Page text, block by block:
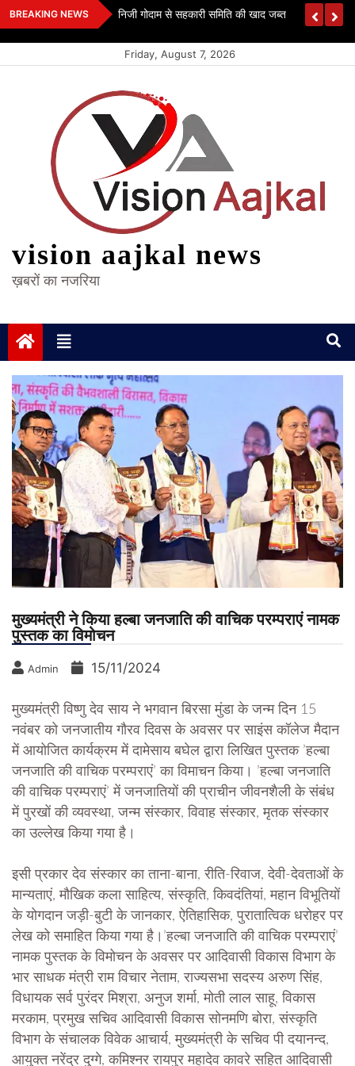
Skip
to
BREAKING NEWS निजी गोदाम से सहकारी समिति की खाद जब्त
Friday, August 7, 2026
vision aajkal news
ख़बरों का नजरिया
मुख्यमंत्री ने किया हल्बा जनजाति की वाचिक परम्पराएं नामक
पुस्तक का विमोचन
Admin 15/11/2024
मुख्यमंत्री विष्णु देव साय ने भगवान बिरसा मुंडा के जन्म दिन 15
नवंबर को जनजातीय गौरव दिवस के अवसर पर साइंस कॉलेज मैदान
में आयोजित कार्यक्रम में दामेसाय बघेल द्वारा लिखित पुस्तक ’हल्बा
जनजाति की वाचिक परम्पराएं’ का विमाचन किया। ’हल्बा जनजाति
की वाचिक परम्पराएं’ में जनजातियों की प्राचीन जीवनशैली के संबंध
में पुरखों की व्यवस्था, जन्म संस्कार, विवाह संस्कार, मृतक संस्कार
का उल्लेख किया गया है।
इसी प्रकार देव संस्कार का ताना-बाना, रीति-रिवाज, देवी-देवताओं के
मान्यताएं, मौखिक कला साहित्य, संस्कृति, किवदंतियां, महान विभूतियों
के योगदान जड़ी-बुटी के जानकार, ऐतिहासिक, पुरातात्विक धरोहर पर
लेख को समाहित किया गया है।’हल्बा जनजाति की वाचिक परम्पराएं’
नामक पुस्तक के विमोचन के अवसर पर आदिवासी विकास विभाग के
भार साधक मंत्री राम विचार नेताम, राज्यसभा सदस्य अरुण सिंह,
विधायक सर्व पुरंदर मिश्रा, अनुज शर्मा, मोती लाल साहू, विकास
मरकाम, प्रमुख सचिव आदिवासी विकास सोनमणि बोरा, संस्कृति
विभाग के संचालक विवेक आचार्य, मुख्यमंत्री के सचिव पी दयानन्द,
आयुक्त नरेंद्र दुग्गे, कमिश्नर रायपुर महादेव कावरे सहित आदिवासी